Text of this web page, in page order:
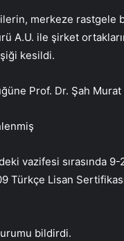
merkeze
A.U. ile şirket
kesildi.
Prof. Dr. Şah Murat
vazifesi sırasında
Lisan Sertifikası
bildirdi.